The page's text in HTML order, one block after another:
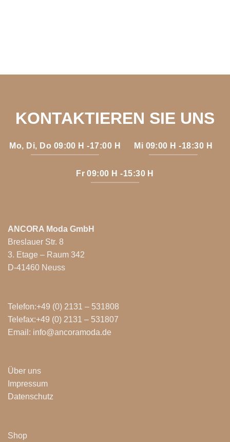
KONTAKTIEREN SIE UNS
Mo, Di, Do 09:00 H -17:00 H Mi 09:00 H -18:30 H
Fr 09:00 H -15:30 H
ANCORA Moda GmbH
Breslauer Str. 8
3. Etage – Raum 342
D-41460 Neuss
Telefon:+49 (0) 2131 – 531808
Telefax:+49 (0) 2131 – 531807
Email: info@ancoramoda.de
Über uns
Impressum
Datenschutz
Shop